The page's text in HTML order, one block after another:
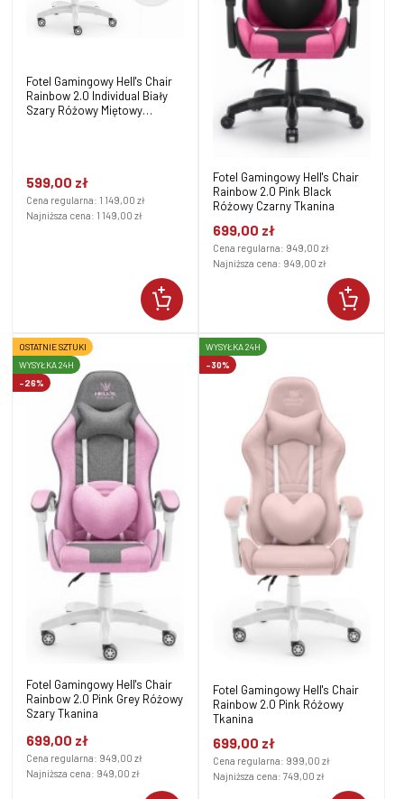
Fotel Gamingowy Hell's Chair
Rainbow 2.0 Individual Biały
Szary Różowy Miętowy
599,00 zł
Cena regularna: 1 149,00 zł
Najniższa cena: 1 149,00 zł
Fotel Gamingowy Hell's Chair
Rainbow 2.0 Pink Black
Różowy Czarny Tkanina
699,00 zł
Cena regularna: 949,00 zł
Najniższa cena: 949,00 zł
Fotel Gamingowy Hell's Chair
Rainbow 2.0 Pink Grey Różowy
Szary Tkanina
699,00 zł
Cena regularna: 949,00 zł
Najniższa cena: 949,00 zł
-26%
OSTATNIE SZTUKI
WYSYŁKA 24H
Fotel Gamingowy Hell's Chair
Rainbow 2.0 Pink Różowy
Tkanina
699,00 zł
Cena regularna: 999,00 zł
Najniższa cena: 749,00 zł
-30%
WYSYŁKA 24H